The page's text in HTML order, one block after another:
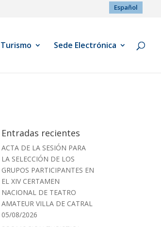
Español
Turismo Sede Electrónica
Entradas recientes
ACTA DE LA SESIÓN PARA
LA SELECCIÓN DE LOS
GRUPOS PARTICIPANTES EN
EL XIV CERTAMEN
NACIONAL DE TEATRO
AMATEUR VILLA DE CATRAL
05/08/2026